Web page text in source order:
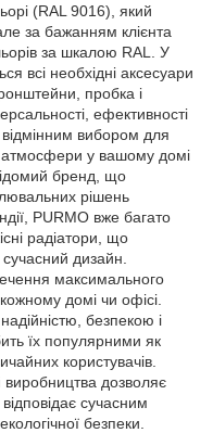
(RAL 9016), який
за бажанням клієнта
за шкалою RAL. У
всі необхідні аксесуари
пробка і
ефективності
вибором для
атмосфери у вашому домі
бренд, що
рішень
PURMO вже багато
радіатори, що
сучасний дизайн.
максимального
домі чи офісі.
безпекою і
їх популярними як
користувачів.
виробництва дозволяє
сучасним
безпеки.